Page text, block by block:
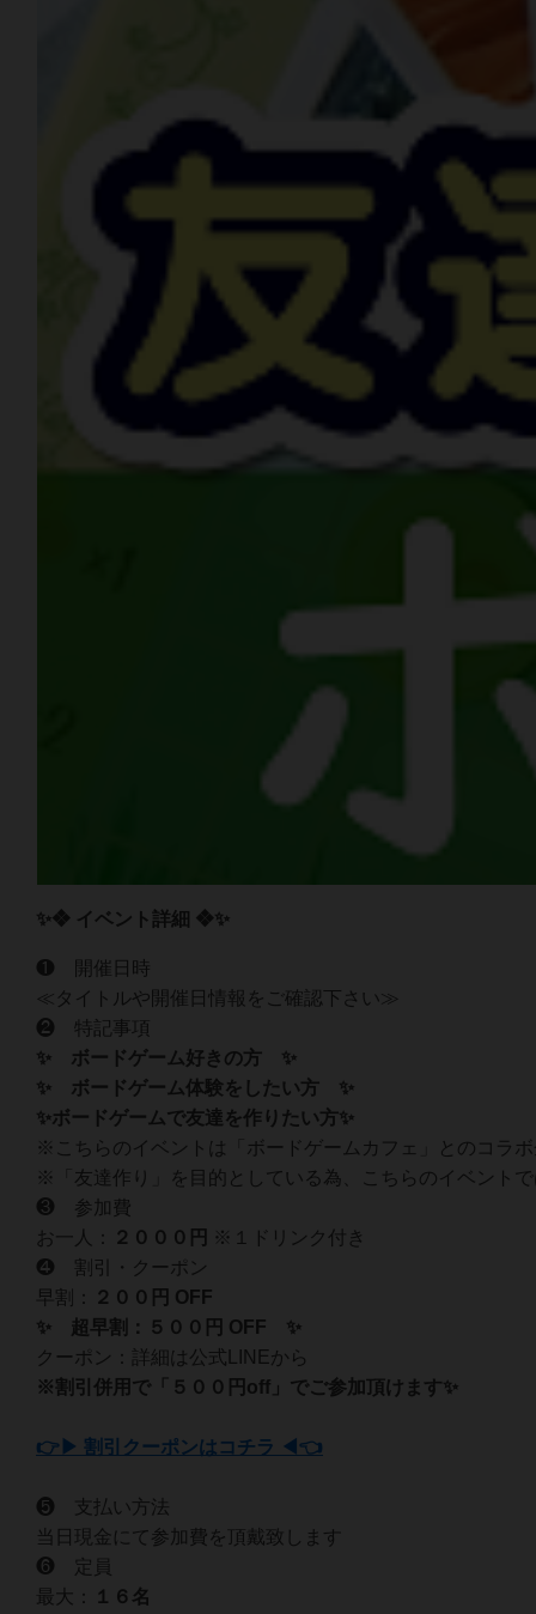
✨❖ イベント詳細 ❖✨
❶ 開催日時
≪タイトルや開催日情報をご確認下さい≫
❷ 特記事項‍‍
✨ ボードゲーム好きの方 ✨
✨ ボードゲーム体験をしたい方 ✨
✨ボードゲームで友達を作りたい方✨
※こちらのイベントは「ボードゲームカフェ」とのコラ
※「友達作り」を目的としている為、こちらのイベント
❸ 参加費
お一人：
２０ ００円 ※１ドリンク付き
❹ 割引・クーポン
早割：
２００円 OFF
✨ 超早割：５００円 OFF ✨
クーポン：詳細は公式LINEから
※割引併用で「５００円off」でご参加頂けます✨
👉▶ 割引クーポンはコチラ ◀👈
❺ 支払い方法
当日現金にて参加費を頂戴致します
❻ 定員
最大：
１６名